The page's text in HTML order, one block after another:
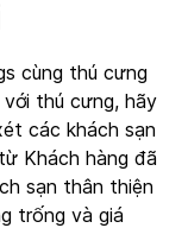
cùng thú cưng
thú cưng, hãy
các khách sạn
Khách hàng đã
sạn thân thiện
trống và giá